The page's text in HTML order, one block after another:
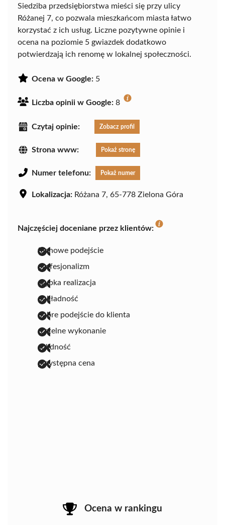
Siedziba przedsiębiorstwa mieści się przy ulicy
Różanej 7, co pozwala mieszkańcom miasta łatwo
korzystać z ich usług. Liczne pozytywne opinie i
ocena na poziomie 5 gwiazdek dodatkowo
potwierdzają ich renomę w lokalnej społeczności.
Ocena w Google: 5
Liczba opinii w Google: 8
Czytaj opinie: Zobacz profil
Strona www: Pokaż stronę
Numer telefonu: Pokaż numer
Lokalizacja: Różana 7, 65-778 Zielona Góra
Najczęściej doceniane przez klientów:
fachowe podejście
profesjonalizm
szybka realizacja
dokładność
dobre podejście do klienta
rzetelne wykonanie
solidność
przystępna cena
Ocena w rankingu